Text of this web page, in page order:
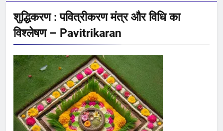
शुद्धिकरण : पवित्रीकरण मंत्र और विधि का
विश्लेषण – Pavitrikaran